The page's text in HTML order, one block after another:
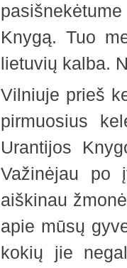
Knygą. Tuo
lietuvių kalba.
Vilniuje prieš
pirmuosius
Urantijos
Važinėjau po
aiškinau
apie mūsų
kokių jie